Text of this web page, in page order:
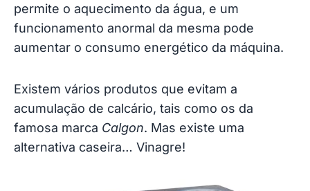
permite o aquecimento da água, e um
funcionamento anormal da mesma pode
aumentar o consumo energético da máquina.
Existem vários produtos que evitam a
acumulação de calcário, tais como os da
famosa marca Calgon. Mas existe uma
alternativa caseira… Vinagre!